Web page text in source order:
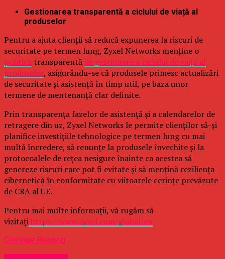
Gestionarea transparentă a ciclului de viață al
produselor
Pentru a ajuta clienții să reducă expunerea la riscuri de
securitate pe termen lung, Zyxel Networks menține o
politică transparentă de gestionare a ciclului de viață al
produselor, asigurându-se că produsele primesc actualizări
de securitate și asistență în timp util, pe baza unor
termene de mentenanță clar definite.
Prin transparența fazelor de asistență și a calendarelor de
retragere din uz, Zyxel Networks le permite clienților să-și
planifice investițiile tehnologice pe termen lung cu mai
multă încredere, să renunțe la produsele învechite și la
protocoalele de rețea nesigure înainte ca acestea să
genereze riscuri care pot fi evitate și să mențină reziliența
cibernetică în conformitate cu viitoarele cerințe prevăzute
de CRA al UE.
Pentru mai multe informații, vă rugăm să
vizitațihttps://www.zyxel.com/global/en
Continue Reading